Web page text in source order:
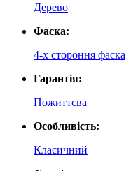
Дерево
Фаска:
4-х стороння фаска
Гарантія:
Пожиттєва
Особливість:
Класичний